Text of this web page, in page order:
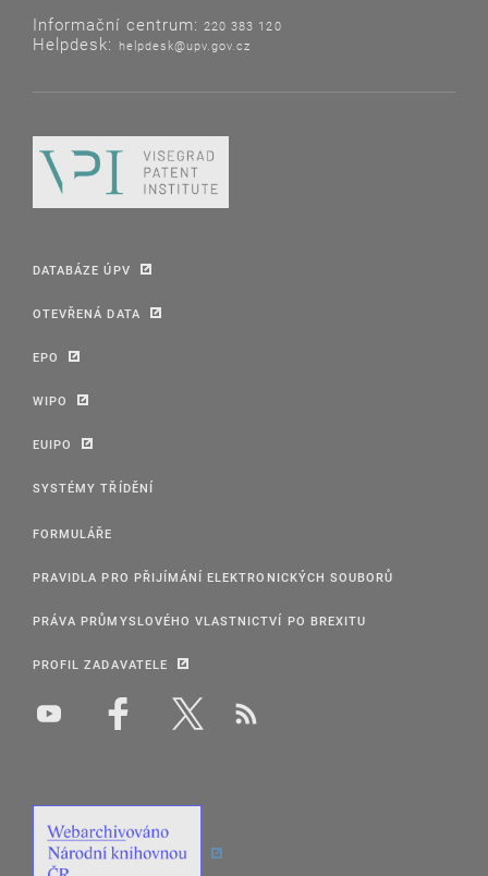
Informační centrum: 220 383 120
Helpdesk: helpdesk@upv.gov.cz
DATABÁZE ÚPV
OTEVŘENÁ DATA
EPO
WIPO
EUIPO
SYSTÉMY TŘÍDĚNÍ
FORMULÁŘE
PRAVIDLA PRO PŘIJÍMÁNÍ ELEKTRONICKÝCH SOUBORŮ
PRÁVA PRŮMYSLOVÉHO VLASTNICTVÍ PO BREXITU
PROFIL ZADAVATELE